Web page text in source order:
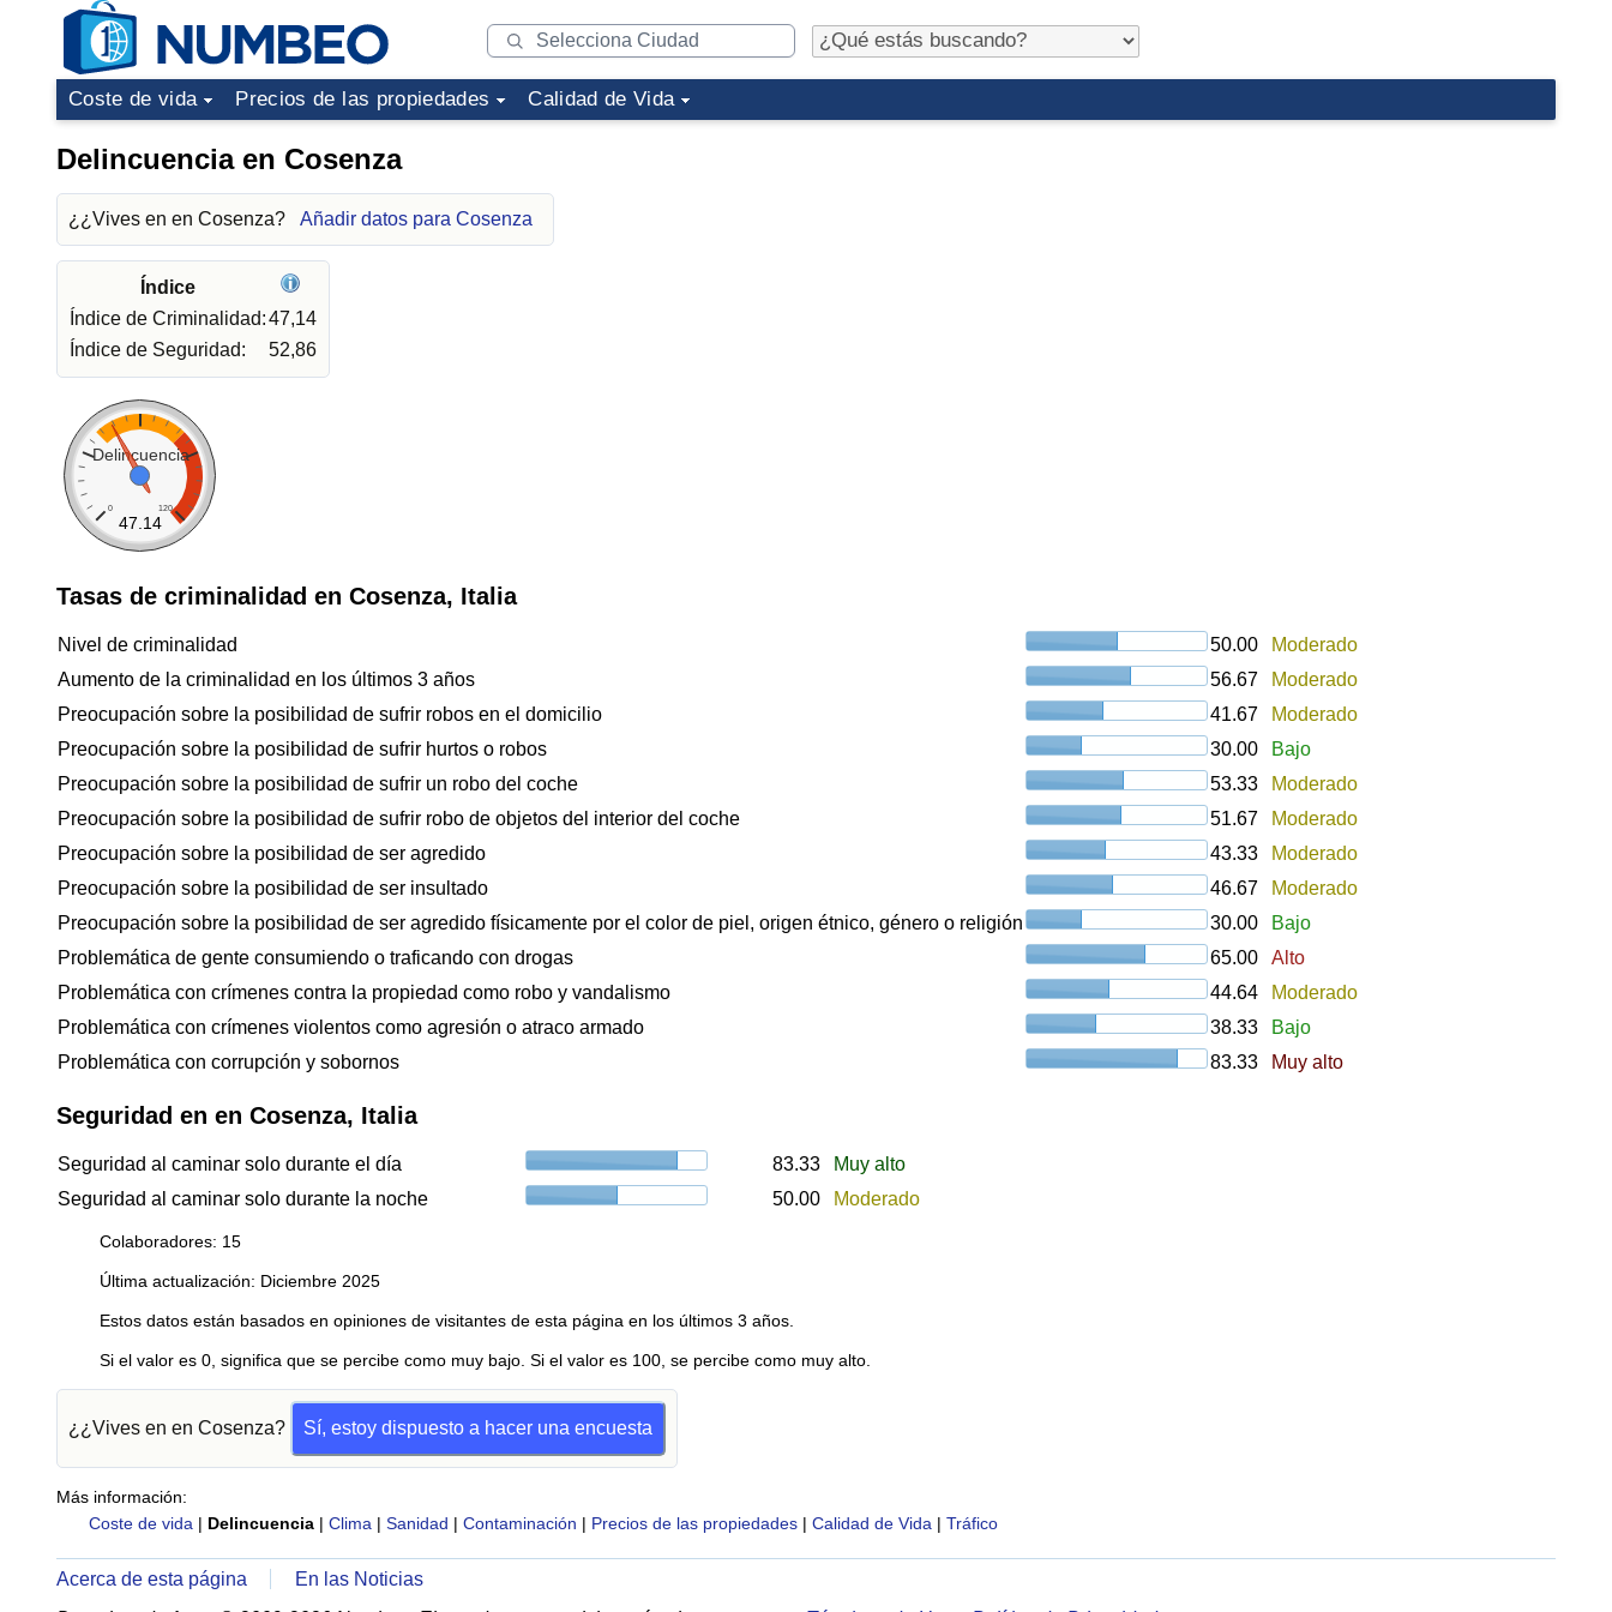
Coste de vida Precios de las propiedades Calidad de Vida
Delincuencia en Cosenza
¿¿Vives en en Cosenza? Añadir datos para Cosenza
Índice
Índice de Criminalidad:47,14
Índice de Seguridad:
52,86
Delincuencia
0 120
47.14
Tasas de criminalidad en Cosenza, Italia
Nivel de criminalidad 50.00
Moderado
Aumento de la criminalidad en los últimos 3 años
56.67
Moderado
Preocupación sobre la posibilidad de sufrir robos en el domicilio
41.67
Moderado
Preocupación sobre la posibilidad de sufrir hurtos o robos
30.00
Bajo
Preocupación sobre la posibilidad de sufrir un robo del coche
53.33
Moderado
Preocupación sobre la posibilidad de sufrir robo de objetos del interior del coche
51.67
Moderado
Preocupación sobre la posibilidad de ser agredido
43.33
Moderado
Preocupación sobre la posibilidad de ser insultado
46.67
Moderado
Preocupación sobre la posibilidad de ser agredido físicamente por el color de piel, origen étnico, género o religión
30.00
Bajo
Problemática de gente consumiendo o traficando con drogas
65.00
Alto
Problemática con crímenes contra la propiedad como robo y vandalismo
44.64
Moderado
Problemática con crímenes violentos como agresión o atraco armado
38.33
Bajo
Problemática con corrupción y sobornos
83.33 Muy alto
Seguridad en en Cosenza, Italia
Seguridad al caminar solo durante el día 83.33
Muy alto
Seguridad al caminar solo durante la noche
50.00 Moderado
Colaboradores: 15
Última actualización: Diciembre 2025
Estos datos están basados en opiniones de visitantes de esta página en los últimos 3 años.
Si el valor es 0, significa que se percibe como muy bajo. Si el valor es 100, se percibe como muy alto.
¿¿Vives en en Cosenza? Sí, estoy dispuesto a hacer una encuesta
Más información:
Coste de vida | Delincuencia | Clima | Sanidad | Contaminación | Precios de las propiedades | Calidad de Vida | Tráfico
Acerca de esta página
En las Noticias